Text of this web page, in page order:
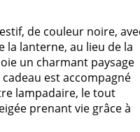
de couleur noire,
la lanterne, au lieu de la
un charmant paysage
est accompagné
lampadaire, le tout
prenant vie grâce à